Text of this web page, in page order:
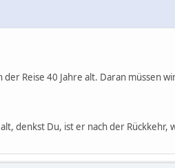
Reise 40 Jahre alt. Daran müssen
denkst Du, ist er nach der